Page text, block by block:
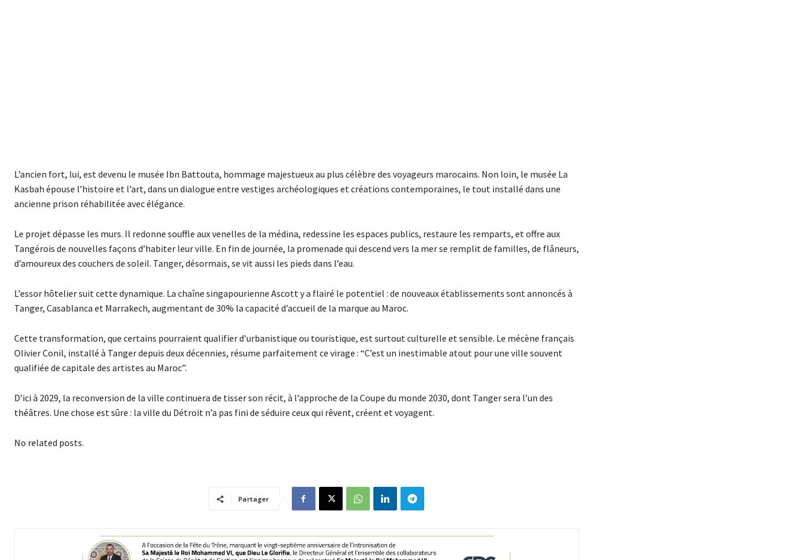
L’ancien fort, lui, est devenu le musée Ibn Battouta, hommage majestueux au plus célèbre des voyageurs marocains. Non loin, le musée La
Kasbah épouse l’histoire et l’art, dans un dialogue entre vestiges archéologiques et créations contemporaines, le tout installé dans une
ancienne prison réhabilitée avec élégance.
Le projet dépasse les murs. Il redonne souffle aux venelles de la médina, redessine les espaces publics, restaure les remparts, et offre aux
Tangérois de nouvelles façons d’habiter leur ville. En fin de journée, la promenade qui descend vers la mer se remplit de familles, de flâneurs,
d’amoureux des couchers de soleil. Tanger, désormais, se vit aussi les pieds dans l’eau.
L’essor hôtelier suit cette dynamique. La chaîne singapourienne Ascott y a flairé le potentiel : de nouveaux établissements sont annoncés à
Tanger, Casablanca et Marrakech, augmentant de 30% la capacité d’accueil de la marque au Maroc.
Cette transformation, que certains pourraient qualifier d’urbanistique ou touristique, est surtout culturelle et sensible. Le mécène français
Olivier Conil, installé à Tanger depuis deux décennies, résume parfaitement ce virage : “C’est un inestimable atout pour une ville souvent
qualifiée de capitale des artistes au Maroc”.
D’ici à 2029, la reconversion de la ville continuera de tisser son récit, à l’approche de la Coupe du monde 2030, dont Tanger sera l’un des
théâtres. Une chose est sûre : la ville du Détroit n’a pas fini de séduire ceux qui rêvent, créent et voyagent.
No related posts.
Partager